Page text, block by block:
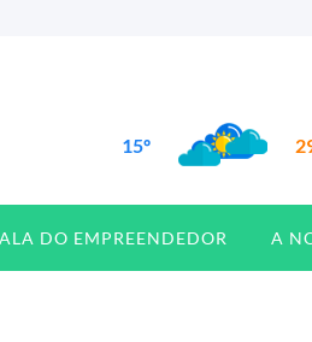
15º
DO EMPREENDEDOR A